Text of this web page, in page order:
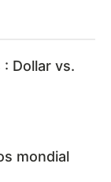
Dollar vs.
mondial